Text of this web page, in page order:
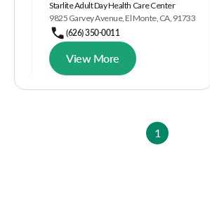
Starlite Adult Day Health Care Center
9825 Garvey Avenue, El Monte, CA, 91733
(626) 350-0011
View More
1